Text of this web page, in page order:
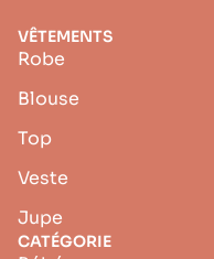
VÊTEMENTS
Robe
Blouse
Top
Veste
Jupe
CATÉGORIE